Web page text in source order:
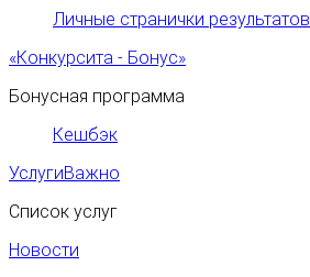
Личные странички результатов
«Конкурсита - Бонус»
Бонусная программа
Кешбэк
УслугиВажно
Список услуг
Новости